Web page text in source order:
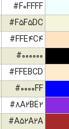
#F0FFFF
#F5F5DC
#FFE4C4
#000000
#FFEBCD
#0000FF
#8A2BE2
#A52A2A